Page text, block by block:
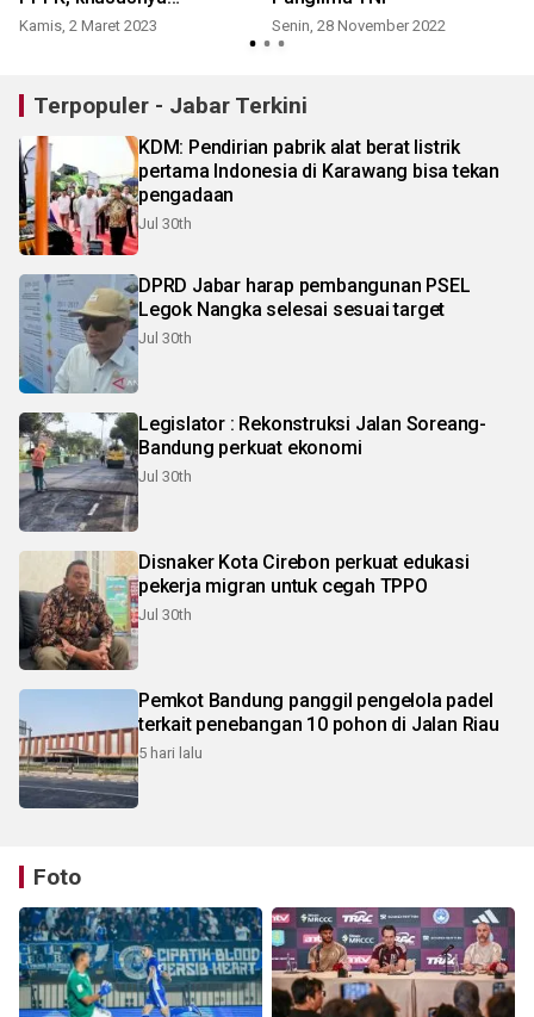
pendidikan dan kesehatan
Kamis, 2 Maret 2023 Senin, 28 November 2022
Terpopuler - Jabar Terkini
KDM: Pendirian pabrik alat berat listrik
pertama Indonesia di Karawang bisa tekan
pengadaan
Jul 30th
DPRD Jabar harap pembangunan PSEL
Legok Nangka selesai sesuai target
Jul 30th
Legislator : Rekonstruksi Jalan Soreang-
Bandung perkuat ekonomi
Jul 30th
Disnaker Kota Cirebon perkuat edukasi
pekerja migran untuk cegah TPPO
Jul 30th
Pemkot Bandung panggil pengelola padel
terkait penebangan 10 pohon di Jalan Riau
5 hari lalu
Foto